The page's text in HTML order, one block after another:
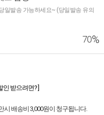
일발송 가능하세요~ (당일발송 유의
70%
인 받으려면? ]
시 배송비 3,000원이 청구됩니다.